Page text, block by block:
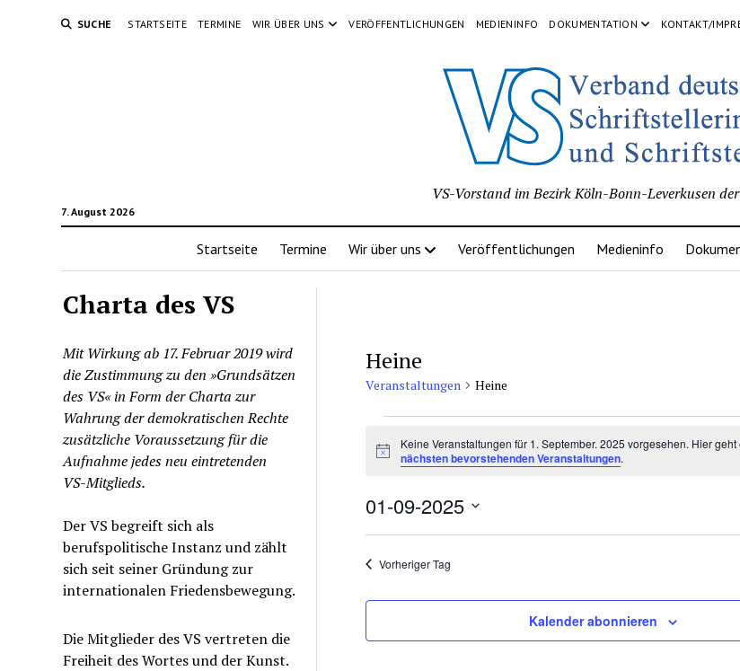
SUCHE STARTSEITE TERMINE WIR ÜBER UNS VERÖFFENTLICHUNGEN MEDIENINFO DOKUMENTATION KONTAKT/
7. August 2026
VS-Vorstand im Bezirk Köln-Bonn-Leverkusen
Startseite Termine Wir über uns Veröffentlichungen Medieninfo
Charta des VS
Mit Wirkung ab 17. Februar 2019 wird
die Zustimmung zu den »Grundsätzen
des VS« in Form der Charta zur
Wahrung der demokratischen Rechte
zusätzliche Voraussetzung für die
Aufnahme jedes neu eintretenden
VS-Mitglieds.
Der VS begreift sich als
berufspolitische Instanz und zählt
sich seit seiner Gründung zur
internationalen Friedensbewegung.
Die Mitglieder des VS vertreten die
Freiheit des Wortes und der Kunst.
Heine
Veranstaltungen Heine
for
2025
Hinweis
Keine Veranstaltungen für 1. September. 2025 vorgesehen. Hier geht
nächsten bevorstehenden Veranstaltungen.
01-09-2025
Datum
Vorheriger Tag
Kalender abonnieren